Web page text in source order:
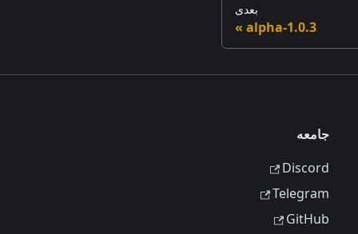
بعدی
1.0.3-alpha
جامعه
Discord
Telegram
GitHub